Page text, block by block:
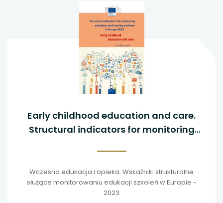
Early childhood education and care.
Structural indicators for monitoring
Wczesna edukacja i opieka. Wskaźniki strukturalne
służące monitorowaniu edukacji szkoleń w Europie -
2023